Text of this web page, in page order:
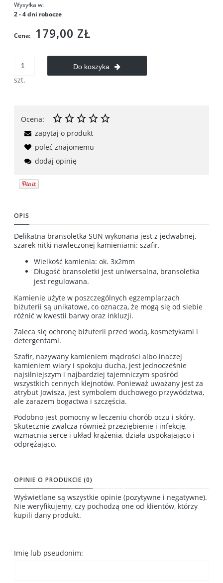
Wysyłka w:
2 - 4 dni robocze
Cena: 179,00 ZŁ
szt.
Do koszyka
Ocena:
zapytaj o produkt
poleć znajomemu
dodaj opinię
OPIS
Delikatna bransoletka SUN wykonana jest z jedwabnej,
szarek nitki nawleczonej kamieniami: szafir.
Wielkość kamienia: ok. 3x2mm
Długość bransoletki jest uniwersalna, bransoletka
jest regulowana.
Kamienie użyte w poszczególnych egzemplarzach
biżuterii są unikatowe, co oznacza, że mogą się od siebie
różnić w kwestii barwy oraz inkluzji.
Zaleca się ochronę biżuterii przed wodą, kosmetykami i
detergentami.
Szafir, nazywany kamieniem mądrości albo inaczej
kamieniem wiary i spokoju ducha, jest jednocześnie
najsilniejszym i najbardziej tajemniczym spośród
wszystkich cennych klejnotów. Ponieważ uważany jest za
atrybut Jowisza, jest symbolem duchowego przywództwa,
ale zarazem bogactwa i szczęścia.
Podobno jest pomocny w leczeniu chorób oczu i skóry.
Skutecznie zwalcza również przeziębienie i infekcję,
wzmacnia serce i układ krążenia, działa uspokajająco i
odprężająco.
OPINIE O PRODUKCIE (0)
Wyświetlane są wszystkie opinie (pozytywne i negatywne).
Nie weryfikujemy, czy pochodzą one od klientów, którzy
kupili dany produkt.
Imię lub pseudonim: